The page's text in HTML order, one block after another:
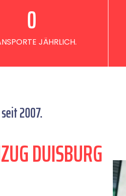
JÄHRLICH.
0
2007.
DUISBURG